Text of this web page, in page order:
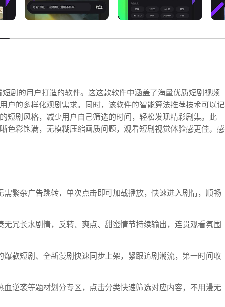
剧的用户打造的软件。这这款软件中涵盖了海量优质短剧视频
户的多样化观剧需求。同时，该软件的智能算法推荐技术可以记
短剧风格，减少用户自己筛选的时间，轻松发现精彩剧集。此
色彩饱满，无模糊压缩画质问题，观看短剧视觉体验感更佳。感
繁杂广告跳转，单次点击即可加载播放，快速进入剧情，顺畅
冗长水剧情，反转、爽点、甜蜜情节持续输出，连贯观看氛围
款短剧、全新漫剧快速同步上架，紧跟追剧潮流，第一时间收
逆袭等题材划分专区，点击分类快速筛选对应内容，不用漫无